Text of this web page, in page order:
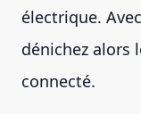
électrique.
dénichez alors
connecté.